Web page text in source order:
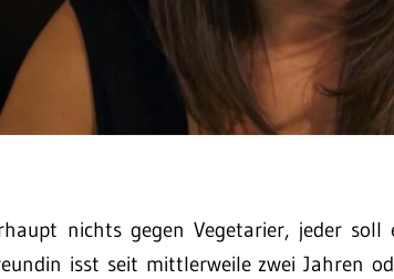
nichts gegen Vegetarier, jeder
isst seit mittlerweile zwei Jahren